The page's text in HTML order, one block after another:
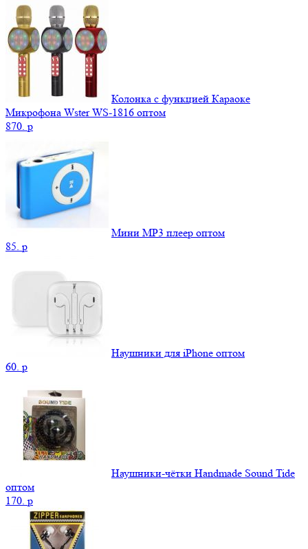
Колонка с функцией Караоке
Микрофона Wster WS-1816 оптом
870. p
Мини MP3 плеер оптом
85. p
Наушники для iPhone оптом
60. p
Наушники-чётки Handmade Sound Tide
оптом
170. p